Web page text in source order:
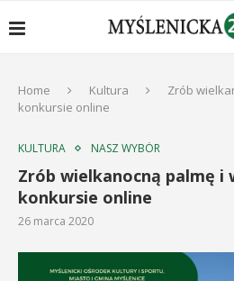
Home Kultura
Zrób
konkursie online
KULTURA NASZ WYBÓR
Zrób wielkanocną palmę i
konkursie online
26 marca 2020